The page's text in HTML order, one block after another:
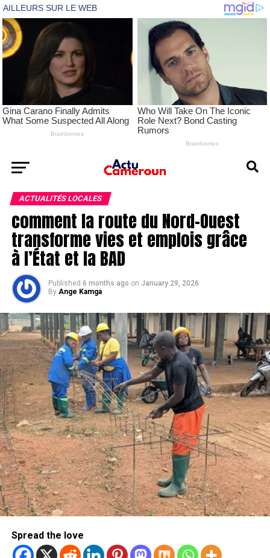
ACTUALITÉS LOCALES
comment la route du Nord-Ouest
transforme vies et emplois grâce
à l’État et la BAD
Published 6 months ago on January 29, 2026
By Ange Kamga
Spread the love